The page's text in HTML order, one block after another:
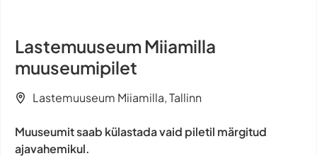
Lastemuuseum Miiamilla
muuseumipilet
Lastemuuseum Miiamilla, Tallinn
Muuseumit saab külastada vaid piletil märgitud
ajavahemikul.